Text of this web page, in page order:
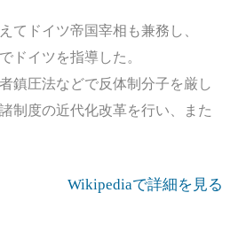
てドイツ帝国宰相も兼務し、
ドイツを指導した。
鎮圧法などで反体制分子を厳し
制度の近代化改革を行い、また
Wikipediaで詳細を見る